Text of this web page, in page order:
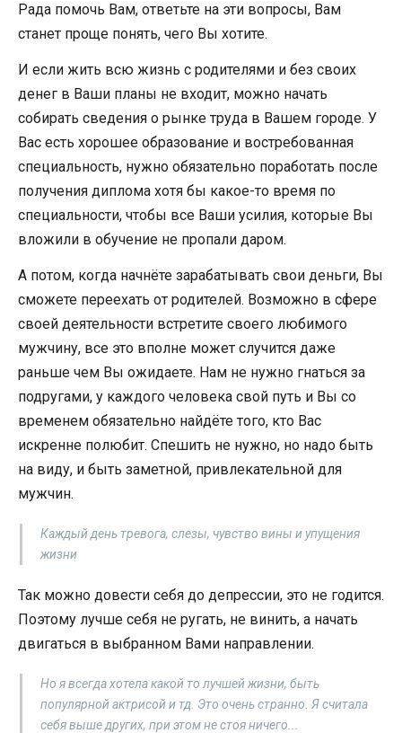
Рада помочь Вам, ответьте на эти вопросы, Вам
станет проще понять, чего Вы хотите.
И если жить всю жизнь с родителями и без своих
денег в Ваши планы не входит, можно начать
собирать сведения о рынке труда в Вашем городе. У
Вас есть хорошее образование и востребованная
специальность, нужно обязательно поработать после
получения диплома хотя бы какое-то время по
специальности, чтобы все Ваши усилия, которые Вы
вложили в обучение не пропали даром.
А потом, когда начнёте зарабатывать свои деньги, Вы
сможете переехать от родителей. Возможно в сфере
своей деятельности встретите своего любимого
мужчину, все это вполне может случится даже
раньше чем Вы ожидаете. Нам не нужно гнаться за
подругами, у каждого человека свой путь и Вы со
временем обязательно найдёте того, кто Вас
искренне полюбит. Спешить не нужно, но надо быть
на виду, и быть заметной, привлекательной для
мужчин.
Каждый день тревога, слезы, чувство вины и упущения
жизни
Так можно довести себя до депрессии, это не годится.
Поэтому лучше себя не ругать, не винить, а начать
двигаться в выбранном Вами направлении.
Но я всегда хотела какой то лучшей жизни, быть
популярной актрисой и тд. Это очень странно. Я считала
себя выше других, при этом не стоя ничего...